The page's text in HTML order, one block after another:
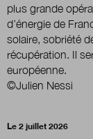
plus grande
d’énergie de
solaire, sobriété
récupération. Il
européenne.
©Julien Nessi
Le 2 juillet 2026